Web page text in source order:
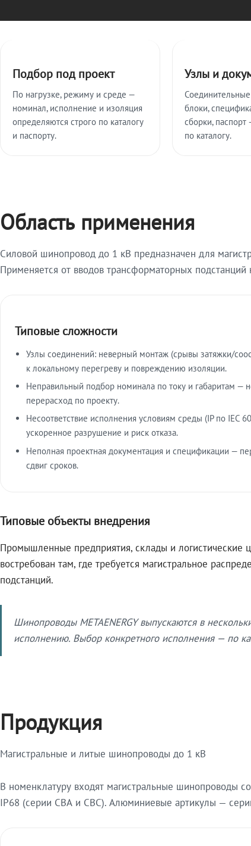
Подбор под проект
По нагрузке, режиму и среде —
номинал, исполнение и изоляция
определяются строго по каталогу
и паспорту.
Узлы и
блоки,
сборки, паспорт
по каталогу.
Область применения
Силовой шинопровод до 1 кВ предназначен для
Применяется от вводов трансформаторных
Типовые сложности
Узлы соединений: неверный монтаж (срывы затяжки/
к локальному перегреву и повреждению изоляции.
Неправильный подбор номинала по току и габаритам —
перерасход по проекту.
Несоответствие исполнения условиям среды (IP по IEC
ускоренное разрушение и риск отказа.
Неполная проектная документация и спецификации —
сдвиг сроков.
Типовые объекты внедрения
Промышленные предприятия, склады и логистические
востребован там, где требуется магистральное
подстанций.
Шинопроводы METAENERGY выпускаются в
исполнению. Выбор конкретного исполнения — по
Продукция
Магистральные и литые шинопроводы до 1 кВ
В номенклатуру входят магистральные
IP68 (серии СВА и СВС). Алюминиевые артикулы —